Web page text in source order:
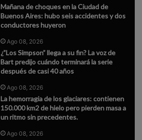
Mañana de choques en la Ciudad de
Buenos Aires: hubo seis accidentes y dos
conductores huyeron
Ago 08, 2026
¿”Los Simpson” llega a su fin? La voz de
Bart predijo cuándo terminará la serie
después de casi 40 años
Ago 08, 2026
La hemorragia de los glaciares: contienen
150.000 km2 de hielo pero pierden masa a
un ritmo sin precedentes.
Ago 08, 2026